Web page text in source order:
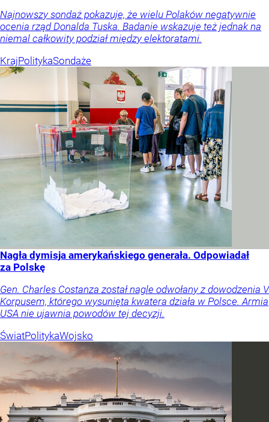
Najnowszy sondaż pokazuje, że wielu Polaków negatywnie
ocenia rząd Donalda Tuska. Badanie wskazuje też jednak na
niemal całkowity podział między elektoratami.
KrajPolitykaSondaże
Nagła dymisja amerykańskiego generała. Odpowiadał
za Polskę
Gen. Charles Costanza został nagle odwołany z dowodzenia V
Korpusem, którego wysunięta kwatera działa w Polsce. Armia
USA nie ujawnia powodów tej decyzji.
ŚwiatPolitykaWojsko